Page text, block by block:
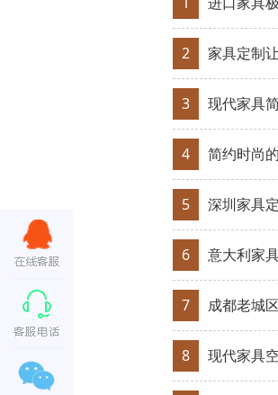
2 家具定制​
3 现代家具
4 简约时尚
5 深圳家具
6 意大利家
7 成都老城区
8 现代家具